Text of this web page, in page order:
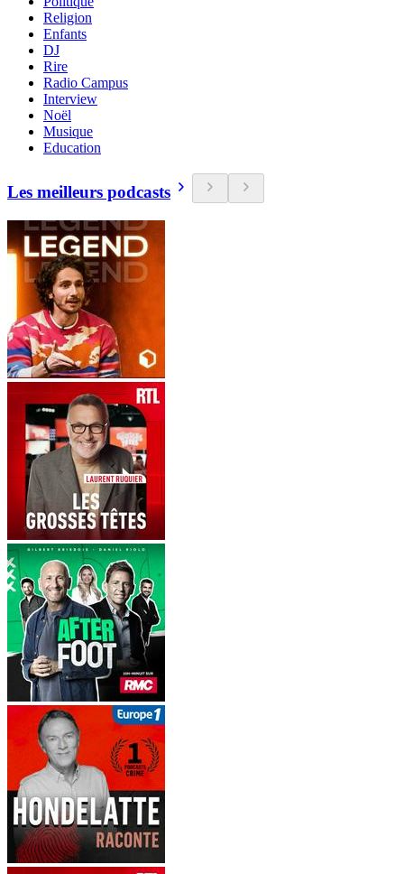
Religion
Enfants
DJ
Rire
Radio Campus
Interview
Noël
Musique
Education
Les meilleurs podcasts